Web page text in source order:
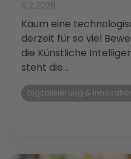
9.2.2026
Kaum eine
derzeit für so viel
die Künstliche
steht die...
Digitalisierung &